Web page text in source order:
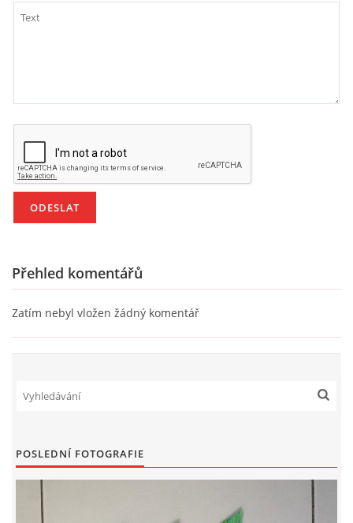
UČTE DĚTI PROŽITKEM
SENZORY PLAY
MOTIVAČNÍ CITÁTY PRO UČITELE
POKUSY
Přehled komentářů
Zatím nebyl vložen žádný komentář
POSLEDNÍ FOTOGRAFIE